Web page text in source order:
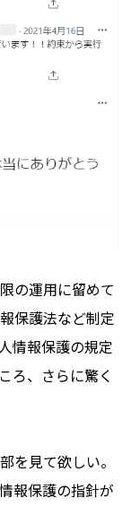
の運用に留めて
保護法など制定
情報保護の規定
ろ、さらに驚く
を見て欲しい。
報保護の指針が